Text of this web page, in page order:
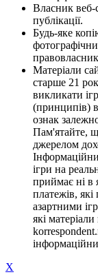
Власник веб-
публікації.
Будь-яке
Матеріали
старше 21
викликати
(принципів)
ознак
Пам'ятайте,
джерелом
ігри на
приймає ні в
платежів, які
азартними
які
X